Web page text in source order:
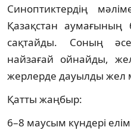
Синоптиктердің
Қазақстан аумағының
сақтайды. Соның
найзағай ойнайды,
жерлерде дауылды жел
Қатты жаңбыр:
6–8 маусым күндері